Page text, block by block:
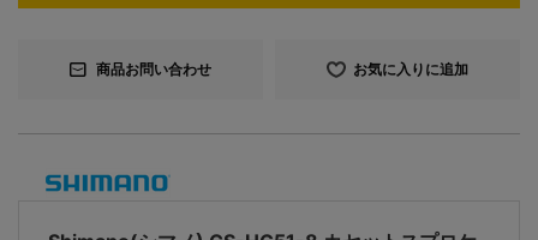
商品お問い合わせ お気に入りに追加